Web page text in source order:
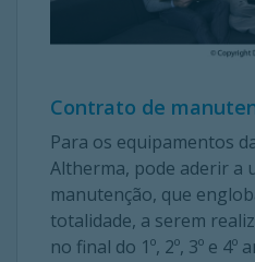
Contrato de
Para os equipamentos
Altherma, pode aderir a
manutenção, que
totalidade, a serem
no final do 1º, 2º, 3º e